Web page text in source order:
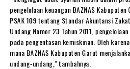
pengelolaan keuangan BAZNAS
PSAK 109 tentang Standar Akuntansi
Undang Nomor 23 Tahun 2011,
pada pengentasan kemiskinan. Oleh
mana BAZNAS Kabupaten Garut
undang-undang,” tambahnya.